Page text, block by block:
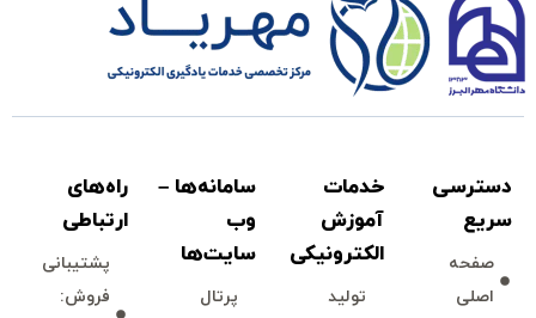
دسترسی
سريع
صفحه
اصلی
خدمات
آموزش
الكترونیكی
توليد
سامانه‌ها –
وب
سايت‌ها
پرتال
راه‌های
ارتباطی
پشتيبانی
فروش: